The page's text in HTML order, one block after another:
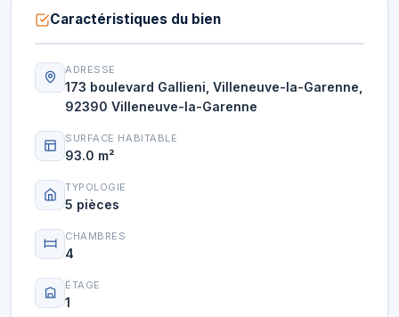
Caractéristiques du bien
ADRESSE
173 boulevard Gallieni, Villeneuve-la-Garenne,
92390 Villeneuve-la-Garenne
SURFACE HABITABLE
93.0 m²
TYPOLOGIE
5 pièces
CHAMBRES
4
ÉTAGE
1